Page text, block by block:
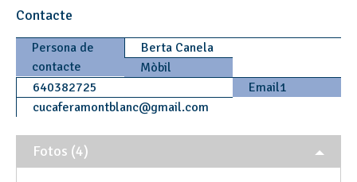
Contacte
Persona de
contacte
Berta Canela
Mòbil
640382725
Email1
cucaferamontblanc@gmail.com
Fotos (4)